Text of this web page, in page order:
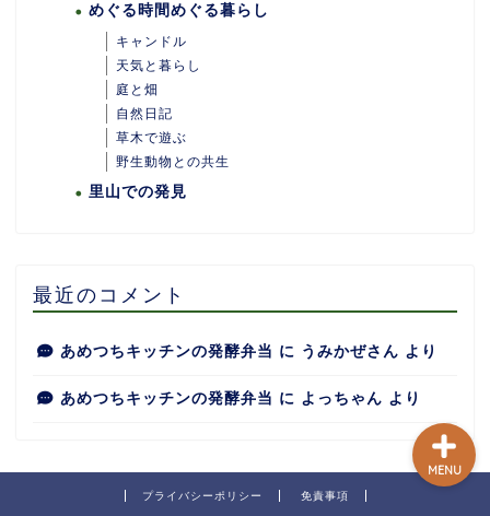
めぐる時間めぐる暮らし
キャンドル
天気と暮らし
庭と畑
自然日記
草木で遊ぶ
野生動物との共生
里山での発見
最近のコメント
あめつちキッチンの発酵弁当 に うみかぜさん より
あめつちキッチンの発酵弁当 に よっちゃん より
プライバシーポリシー 免責事項
MENU